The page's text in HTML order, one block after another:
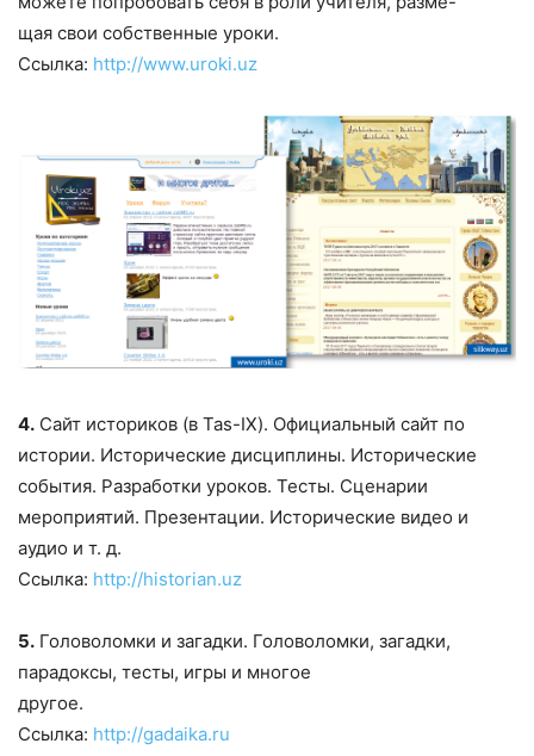
щая свои собственные уроки.
Ссылка: http://www.uroki.uz
4. Сайт историков (в Tas-IX). Официальный сайт по
истории. Исторические дисциплины. Исторические
события. Разработки уроков. Тесты. Сценарии
мероприятий. Презентации. Исторические видео и
аудио и т. д.
Ссылка: http://historian.uz
5. Головоломки и загадки. Головоломки, загадки,
парадоксы, тесты, игры и многое
другое.
Ссылка: http://gadaika.ru